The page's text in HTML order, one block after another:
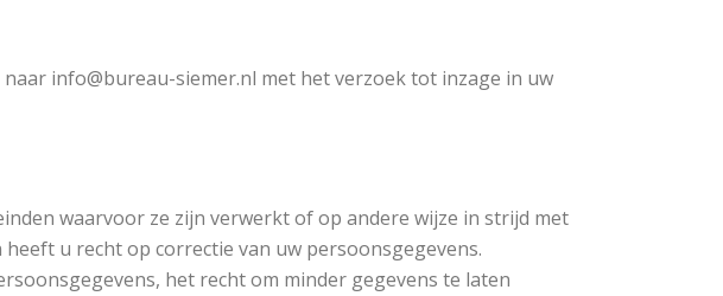
info@bureau-siemer.nl met het verzoek tot inzage in uw
waarvoor ze zijn verwerkt of op andere wijze in strijd met
u recht op correctie van uw persoonsgegevens.
het recht om minder gegevens te laten